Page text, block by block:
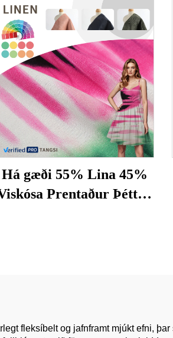
Há gæði 55% Lina 45%
Prentaður Þéttur
fleksíbelt og jafnframt mjúkt efni,